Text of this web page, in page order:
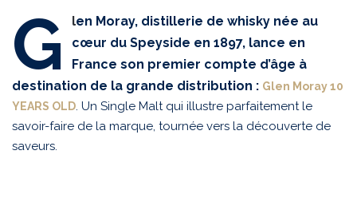
G len Moray, distillerie de whisky née au
cœur du Speyside en 1897, lance en
France son premier compte d’âge à
destination de la grande distribution : Glen Moray 10
YEARS OLD . Un Single Malt qui illustre parfaitement le
savoir-faire de la marque, tournée vers la découverte de
saveurs.